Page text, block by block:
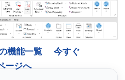
機能一覧
今すぐ
ージへ